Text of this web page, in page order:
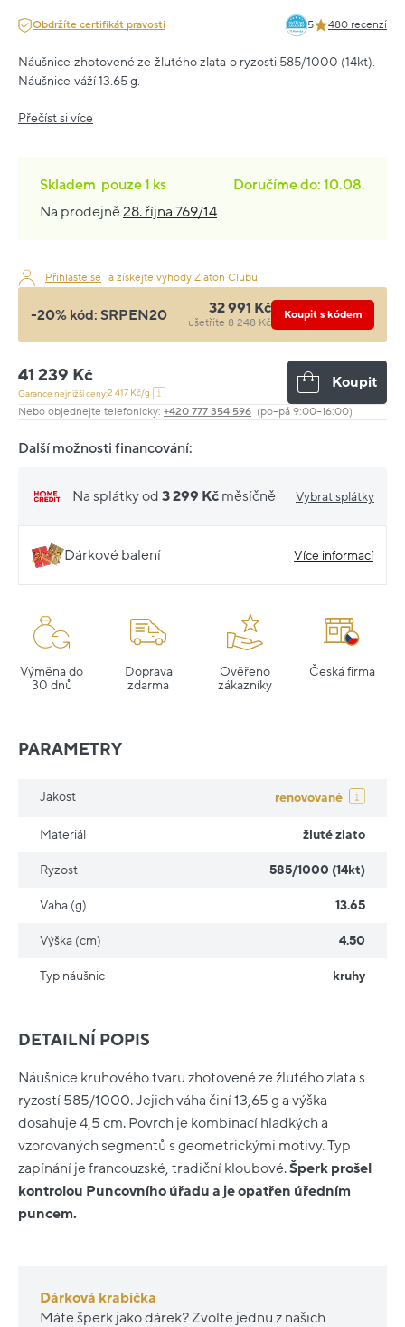
Obdržíte certifikát pravosti 5 480 recenzí
Náušnice zhotovené ze žlutého zlata o ryzosti 585/1000 (14kt).
Náušnice váží 13.65 g.
Přečíst si více
Skladem pouze1 ks
Doručíme do: 10.08.
Na prodejně28. října 769/14
Přihlaste se a získejte výhody Zlaton Clubu
-20% kód: SRPEN20 32 991 Kč
ušetříte 8 248 Kč
Koupit s kódem
41 239 Kč
Garance nejnižší ceny:2 417 Kč/g
Koupit
Nebo objednejte telefonicky: +420 777 354 596 (po–pá 9:00–16:00)
Další možnosti financování:
Na splátky od 3 299 Kč měsíčně Vybrat splátky
Dárkové balení Více informací
Výměna do
30 dnů
Doprava
zdarma
Ověřeno
zákazníky
Česká firma
DETAILNÍ POPIS
Náušnice kruhového tvaru zhotovené ze žlutého zlata s
ryzostí 585/1000. Jejich váha činí 13,65 g a výška
dosahuje 4,5 cm. Povrch je kombinací hladkých a
vzorovaných segmentů s geometrickými motivy. Typ
zapínání je francouzské, tradiční kloubové.Šperk prošel
kontrolou Puncovního úřadu a je opatřen úředním
puncem.
Dárková krabička
Máte šperk jako dárek? Zvolte jednu z našich
PARAMETRY
Jakost renovované
Materiál žluté zlato
Ryzost 585/1000 (14kt)
Vaha (g) 13.65
Výška (cm) 4.50
Typ náušnic kruhy